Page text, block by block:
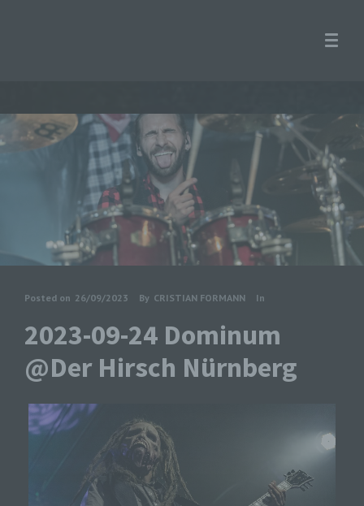
Posted on 26/09/2023 By CRISTIAN FORMANN In
2023-09-24 Dominum
@Der Hirsch Nürnberg